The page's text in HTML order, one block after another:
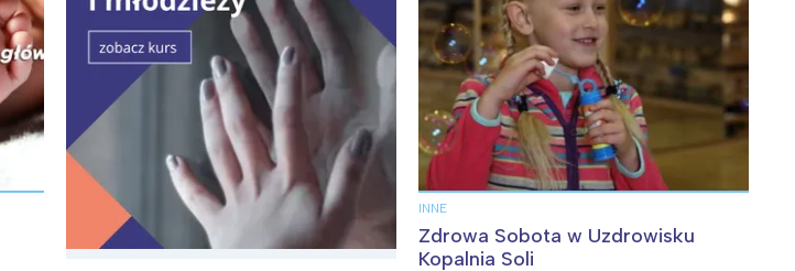
INNE
Zdrowa Sobota w Uzdrowisku
Kopalnia Soli